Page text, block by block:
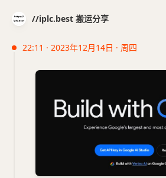
//iplc.best 搬运分享
22:11 · 2023年12月14日 · 周四